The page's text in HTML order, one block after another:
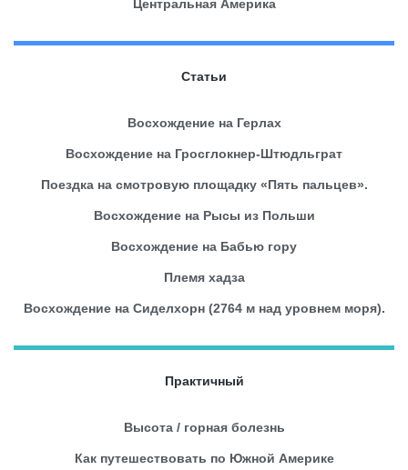
Центральная Америка
Статьи
Восхождение на Герлах
Восхождение на Гросглокнер-Штюдльграт
Поездка на смотровую площадку «Пять пальцев».
Восхождение на Рысы из Польши
Восхождение на Бабью гору
Племя хадза
Восхождение на Сиделхорн (2764 м над уровнем моря).
Практичный
Высота / горная болезнь
Как путешествовать по Южной Америке